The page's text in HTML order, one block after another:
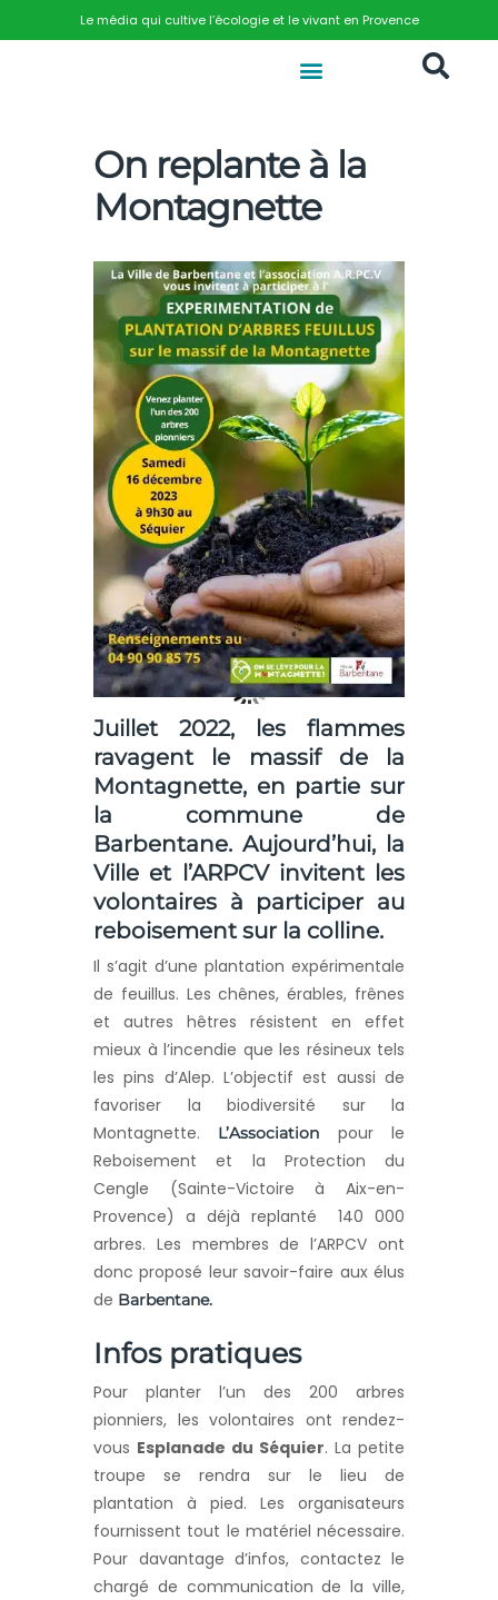
Le média qui cultive l’écologie et le vivant en Provence
On replante à la
Montagnette
Juillet 2022, les flammes
ravagent le massif de la
Montagnette, en partie sur
la commune de
Barbentane. Aujourd’hui, la
Ville et l’ARPCV invitent les
volontaires à participer au
reboisement sur la colline.
Il s’agit d’une plantation expérimentale
de feuillus. Les chênes, érables, frênes
et autres hêtres résistent en effet
mieux à l’incendie que les résineux tels
les pins d’Alep. L’objectif est aussi de
favoriser la biodiversité sur la
Montagnette. L’Association pour le
Reboisement et la Protection du
Cengle (Sainte-Victoire à Aix-en-
Provence) a déjà replanté 140 000
arbres. Les membres de l’ARPCV ont
donc proposé leur savoir-faire aux élus
de Barbentane.
Infos pratiques
Pour planter l’un des 200 arbres
pionniers, les volontaires ont rendez-
vous Esplanade du Séquier. La petite
troupe se rendra sur le lieu de
plantation à pied. Les organisateurs
fournissent tout le matériel nécessaire.
Pour davantage d’infos, contactez le
chargé de communication de la ville,